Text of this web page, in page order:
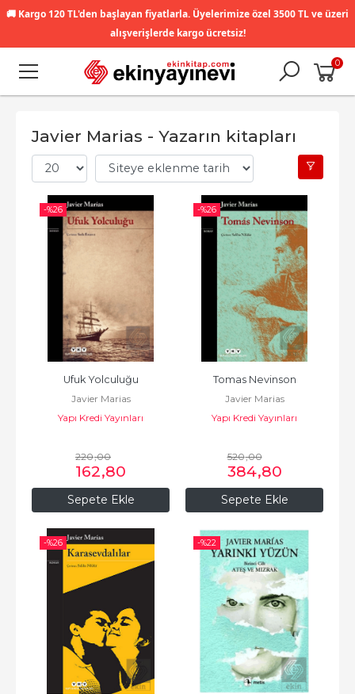
🚚 Kargo 120 TL'den başlayan fiyatlarla. Üyelerimize özel 3500 TL ve üzeri
alışverişlerde kargo ücretsiz!
0
Javier Marias - Yazarın kitapları
-%26
Sepete Ekle
Ufuk Yolculuğu
Javier Marias
Yapı Kredi Yayınları
220,00
162,80
-%26
Sepete Ekle
Tomas Nevinson
Javier Marias
Yapı Kredi Yayınları
520,00
384,80
-%26 -%22